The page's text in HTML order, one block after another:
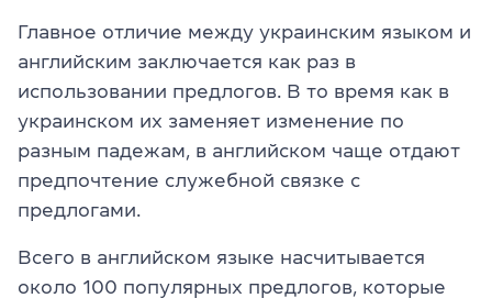
Главное отличие между украинским языком и
английским заключается как раз в
использовании предлогов. В то время как в
украинском их заменяет изменение по
разным падежам, в английском чаще отдают
предпочтение служебной связке с
предлогами.
Всего в английском языке насчитывается
около 100 популярных предлогов, которые